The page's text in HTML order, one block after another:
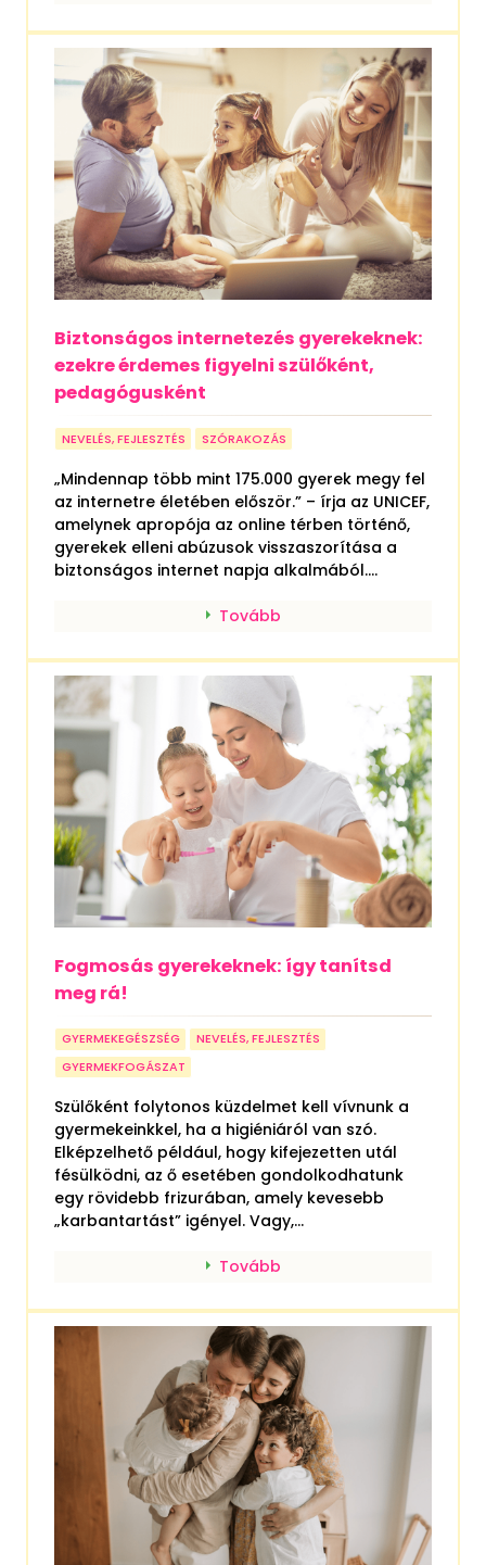
Biztonságos internetezés gyerekeknek:
ezekre érdemes figyelni szülőként,
pedagógusként
NEVELÉS, FEJLESZTÉS SZÓRAKOZÁS
„Mindennap több mint 175.000 gyerek megy fel
az internetre életében először.” – írja az UNICEF,
amelynek apropója az online térben történő,
gyerekek elleni abúzusok visszaszorítása a
biztonságos internet napja alkalmából....
Tovább
Fogmosás gyerekeknek: így tanítsd
meg rá!
GYERMEKEGÉSZSÉG
NEVELÉS, FEJLESZTÉS
GYERMEKFOGÁSZAT
Szülőként folytonos küzdelmet kell vívnunk a
gyermekeinkkel, ha a higiéniáról van szó.
Elképzelhető például, hogy kifejezetten utál
fésülködni, az ő esetében gondolkodhatunk
egy rövidebb frizurában, amely kevesebb
„karbantartást” igényel. Vagy,...
Tovább